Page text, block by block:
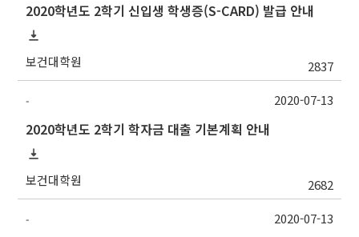
2020학년도 2학기 신입생 학생증(S-CARD) 발급 안내
보건대학원 2837
-
2020학년도 2학기 학자금 대출 기본계획 안내
보건대학원 2682
2020-07-13
- 2020-07-13